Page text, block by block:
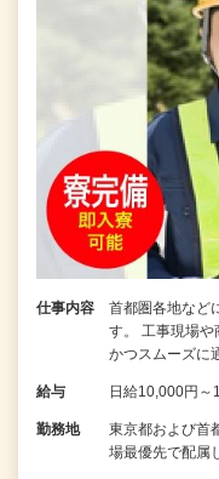
仕事内容
首都圏各地など
す。 工事現場
かつスムーズに
給与 日給10,000円～
勤務地
東京都および
場最優先で配属